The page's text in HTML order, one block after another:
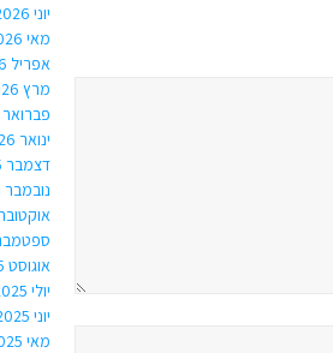
יוני 2026
מאי 2026
אפריל 2026
מרץ 2026
פברואר 2026
ינואר 2026
דצמבר 2025
נובמבר 2025
אוקטובר
ספטמבר
אוגוסט 2025
יולי 2025
יוני 2025
מאי 2025